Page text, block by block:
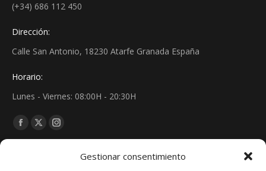
Gestionar consentimiento
(+34) 686 112 450
Dirección:
Calle San Antonio, 18230 Atarfe Granada España
Horario:
Lunes - Viernes: 08:00H - 20:30H
Find us on:
Facebook
X
Instagram